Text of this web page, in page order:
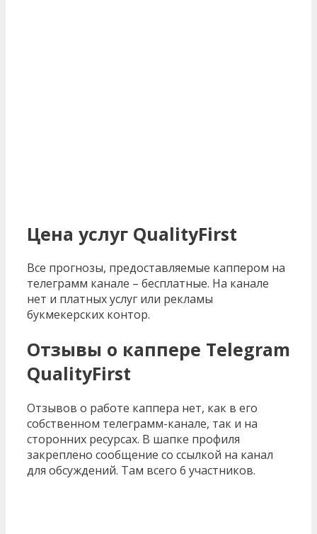
Цена услуг QualityFirst
Все прогнозы, предоставляемые каппером на
телеграмм канале – бесплатные. На канале
нет и платных услуг или рекламы
букмекерских контор.
Отзывы о каппере Telegram
QualityFirst
Отзывов о работе каппера нет, как в его
собственном телеграмм-канале, так и на
сторонних ресурсах. В шапке профиля
закреплено сообщение со ссылкой на канал
для обсуждений. Там всего 6 участников.